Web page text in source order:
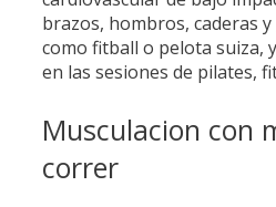
brazos, hombros, caderas
como fitball o pelota suiza,
en las sesiones de pilates,
Musculacion con
correr